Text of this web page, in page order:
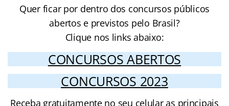
Quer ficar por dentro dos concursos públicos
abertos e previstos pelo Brasil?
Clique nos links abaixo:
CONCURSOS ABERTOS
CONCURSOS 2023
Receba gratuitamente no seu celular as principais